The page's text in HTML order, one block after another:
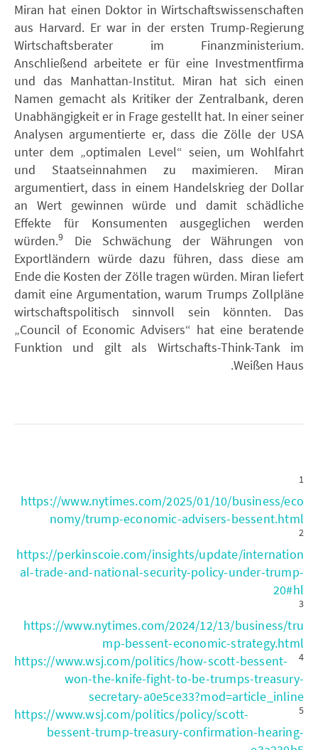
Miran hat einen Doktor in Wirtschaftswissenschaften
aus Harvard. Er war in der ersten Trump-Regierung
Wirtschaftsberater im Finanzministerium.
Anschließend arbeitete er für eine Investmentfirma
und das Manhattan-Institut. Miran hat sich einen
Namen gemacht als Kritiker der Zentralbank, deren
Unabhängigkeit er in Frage gestellt hat. In einer seiner
Analysen argumentierte er, dass die Zölle der USA
unter dem „optimalen Level“ seien, um Wohlfahrt
und Staatseinnahmen zu maximieren. Miran
argumentiert, dass in einem Handelskrieg der Dollar
an Wert gewinnen würde und damit schädliche
Effekte für Konsumenten ausgeglichen werden
würden.9
Die Schwächung der Währungen von
Exportländern würde dazu führen, dass diese am
Ende die Kosten der Zölle tragen würden. Miran liefert
damit eine Argumentation, warum Trumps Zollpläne
wirtschaftspolitisch sinnvoll sein könnten. Das
„Council of Economic Advisers“ hat eine beratende
Funktion und gilt als Wirtschafts-Think-Tank im
Weißen Haus.
1
https://www.nytimes.com/2025/01/10/business/eco
nomy/trump-economic-advisers-bessent.html
2
https://perkinscoie.com/insights/update/internation
al-trade-and-national-security-policy-under-trump-
20#hl
3
https://www.nytimes.com/2024/12/13/business/tru
mp-bessent-economic-strategy.html
4
https://www.wsj.com/politics/how-scott-bessent-
won-the-knife-fight-to-be-trumps-treasury-
secretary-a0e5ce33?mod=article_inline
5
https://www.wsj.com/politics/policy/scott-
bessent-trump-treasury-confirmation-hearing-